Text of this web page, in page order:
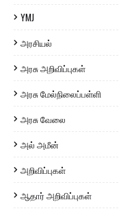
YMJ
அரசியல்
அரசு அறிவிப்புகள்
அரசு மேல்நிலைப்பள்ளி
அரசு வேலை
அல் அமீன்
அறிவிப்புகள்
ஆதார் அறிவிப்புகள்